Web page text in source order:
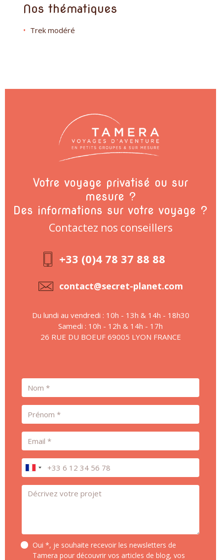
Nos thématiques
Trek modéré
Votre voyage privatisé ou sur
mesure ?
Des informations sur votre voyage ?
Contactez nos conseillers
+33 (0)4 78 37 88 88
contact@secret-planet.com
Du lundi au vendredi : 10h - 13h & 14h - 18h30
Samedi : 10h - 12h & 14h - 17h
26 RUE DU BOEUF 69005 LYON FRANCE
Nom
Prénom
Email
Téléphone
Message *
Oui *, je souhaite recevoir les newsletters de
Tamera pour découvrir vos articles de blog, vos